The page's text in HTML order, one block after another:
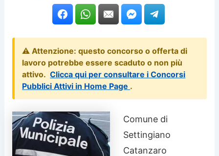
⚠️ Attenzione: questo concorso o offerta di
lavoro potrebbe essere scaduto o non più
attivo. Clicca qui per consultare i Concorsi
Pubblici Attivi in Home Page .
Comune di
Settingiano
Catanzaro